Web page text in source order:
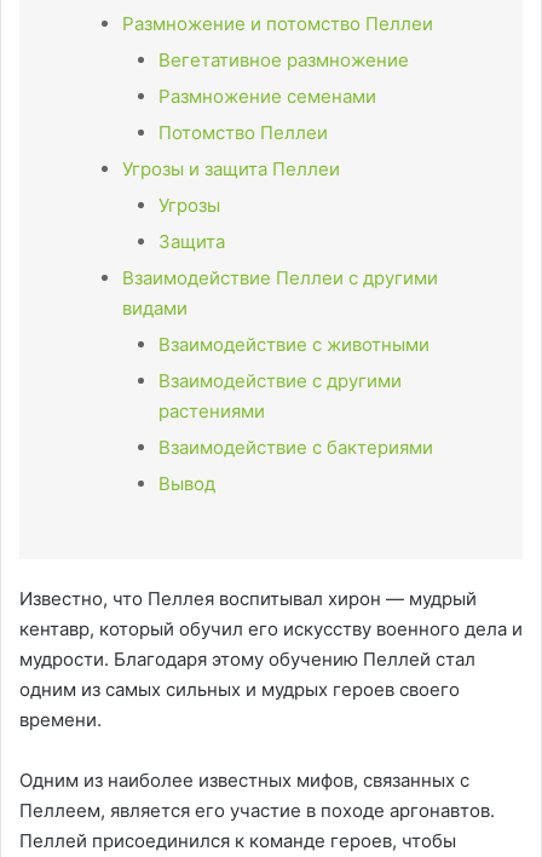
Размножение и потомство Пеллеи
Вегетативное размножение
Размножение семенами
Потомство Пеллеи
Угрозы и защита Пеллеи
Угрозы
Защита
Взаимодействие Пеллеи с другими
видами
Взаимодействие с животными
Взаимодействие с другими
растениями
Взаимодействие с бактериями
Вывод
Известно, что Пеллея воспитывал хирон — мудрый
кентавр, который обучил его искусству военного дела и
мудрости. Благодаря этому обучению Пеллей стал
одним из самых сильных и мудрых героев своего
времени.
Одним из наиболее известных мифов, связанных с
Пеллеем, является его участие в походе аргонавтов.
Пеллей присоединился к команде героев, чтобы